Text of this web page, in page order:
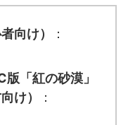
向け）
：
「紅の砂漠」
け）
：